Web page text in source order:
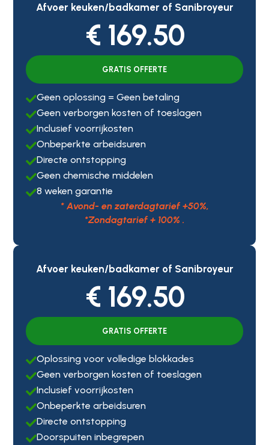
Afvoer keuken/badkamer of Sanibroyeur
€ 169.50
GRATIS OFFERTE
Geen oplossing = Geen betaling
Geen verborgen kosten of toeslagen
Inclusief voorrijkosten
Onbeperkte arbeidsuren
Directe ontstopping
Geen chemische middelen
8 weken garantie
* Avond- en zaterdagtarief +50%,
*Zondagtarief + 100% .
Afvoer keuken/badkamer of Sanibroyeur
€ 169.50
GRATIS OFFERTE
Oplossing voor volledige blokkades
Geen verborgen kosten of toeslagen
Inclusief voorrijkosten
Onbeperkte arbeidsuren
Directe ontstopping
Doorspuiten inbegrepen